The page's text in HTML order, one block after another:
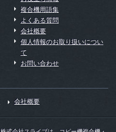
複合機用語集
よくある質問
会社概要
個人情報のお取り扱いについ
て
お問い合わせ
会社概要